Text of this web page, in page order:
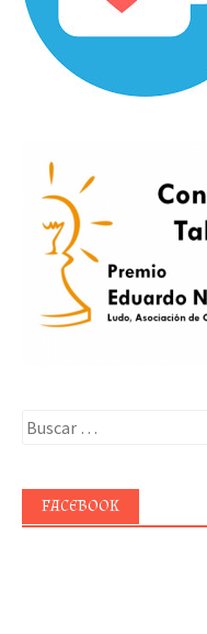
Buscar:
FACEBOOK